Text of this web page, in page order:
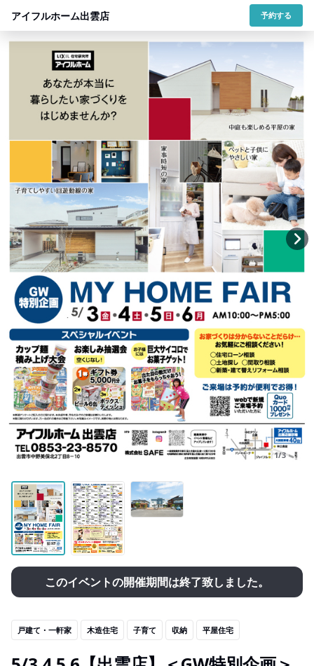
アイフルホーム出雲店 予約する
1/3
このイベントの開催期間は終了致しました。
戸建て・一軒家 木造住宅 子育て 収納 平屋住宅